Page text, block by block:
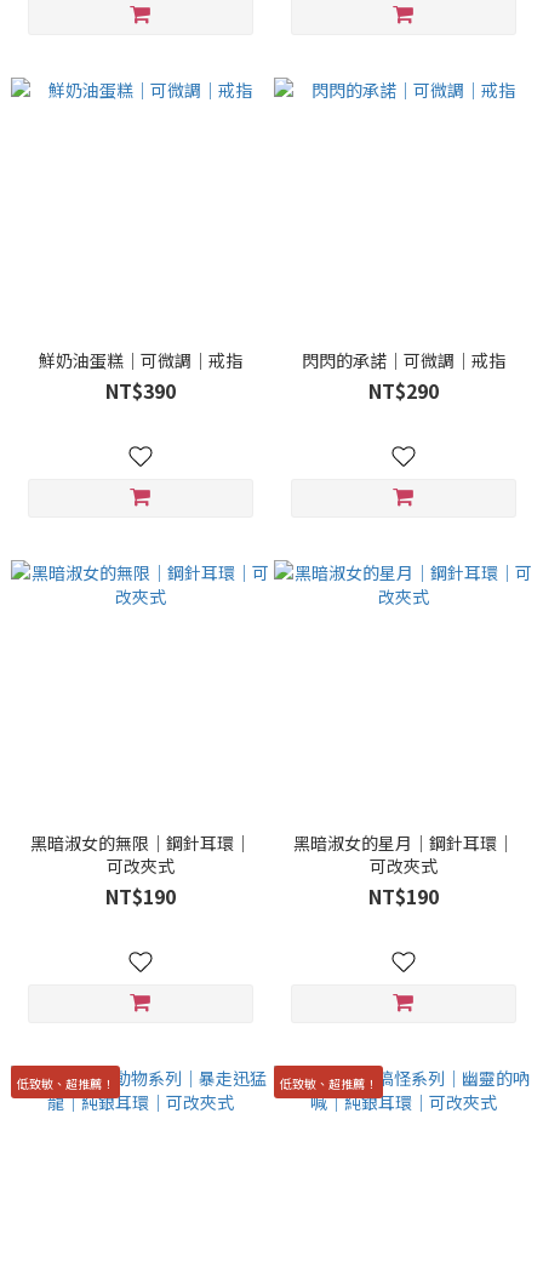
鮮奶油蛋糕｜可微調｜戒指
NT$390
閃閃的承諾｜可微調｜戒指
NT$290
黑暗淑女的無限｜鋼針耳環｜
可改夾式
NT$190
黑暗淑女的星月｜鋼針耳環｜
可改夾式
NT$190
低致敏、超推薦！ 低致敏、超推薦！